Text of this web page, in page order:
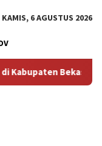
KAMIS, 6 AGUSTUS 2026
Alami Krisis Air Bersih